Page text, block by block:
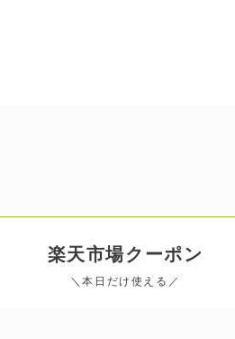
楽天市場クーポン
＼本日だけ使える／